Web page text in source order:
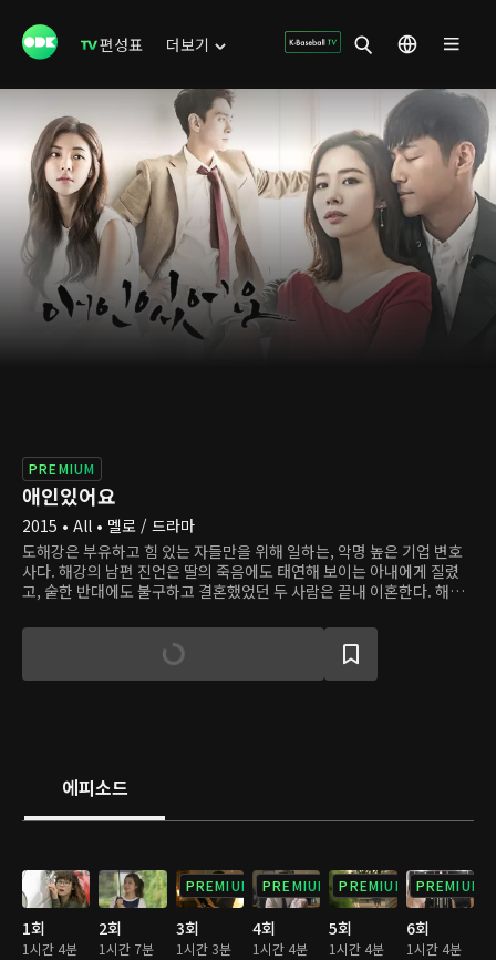
편성표 더보기
PREMIUM
애인있어요
2015 • All • 멜로 / 드라마
도해강은 부유하고 힘 있는 자들만을 위해 일하는, 악명 높은 기업 변호
사다. 해강의 남편 진언은 딸의 죽음에도 태연해 보이는 아내에게 질렸
고, 숱한 반대에도 불구하고 결혼했었던 두 사람은 끝내 이혼한다. 해강
군가 그를 구한 후 그가 '독고용기'라는 사람이라고 말해준다. 4년 후, 진
언은 후배 설리와 결혼을 앞둔 어느 날 실종된 해강과 똑같이 생긴 사람
을 만난다. 다만 그는 해강과 달리 정의롭고 용기 있는 사람이었다. 두 사
에피소드
1회
1시간 4분
2회
1시간 7분
PREMIUM
3회
1시간 3분
PREMIUM
4회
1시간 4분
PREMIUM
5회
1시간 4분
PREMIUM
6회
1시간 4분